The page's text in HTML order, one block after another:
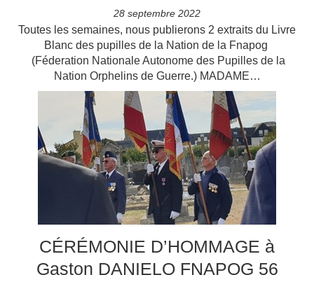
28 septembre 2022
Toutes les semaines, nous publierons 2 extraits du Livre
Blanc des pupilles de la Nation de la Fnapog
(Féderation Nationale Autonome des Pupilles de la
Nation Orphelins de Guerre.) MADAME…
CÉRÉMONIE D’HOMMAGE à
Gaston DANIELO FNAPOG 56